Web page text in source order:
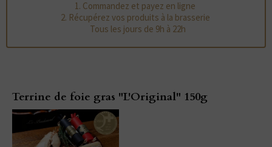
Terrine de foie gras "L'Original" 150g